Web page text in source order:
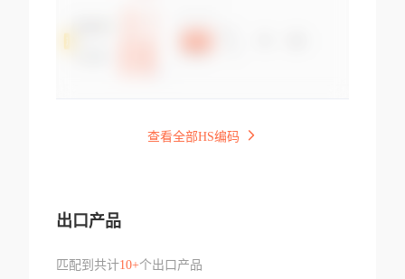
查看全部HS编码
出口产品
匹配到共计10+个出口产品